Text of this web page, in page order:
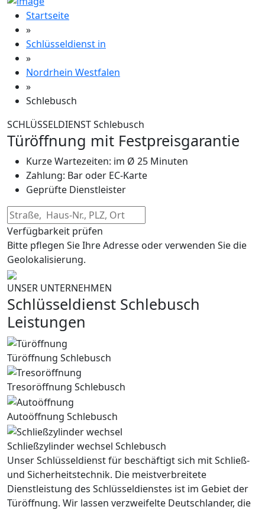
Startseite
»
Schlüsseldienst in
»
Nordrhein Westfalen
»
Schlebusch
SCHLÜSSELDIENST Schlebusch
Türöffnung mit Festpreisgarantie
Kurze Wartezeiten: im Ø 25 Minuten
Zahlung: Bar oder EC-Karte
Geprüfte Dienstleister
Verfügbarkeit prüfen
Bitte pflegen Sie Ihre Adresse oder verwenden Sie die
Geolokalisierung.
UNSER UNTERNEHMEN
Schlüsseldienst Schlebusch
Leistungen
Türöffnung Schlebusch
Tresoröffnung Schlebusch
Autoöffnung Schlebusch
Schließzylinder wechsel Schlebusch
Unser Schlüsseldienst für beschäftigt sich mit Schließ-
und Sicherheitstechnik. Die meistverbreitete
Dienstleistung des Schlüsseldienstes ist im Gebiet der
Türöffnung. Wir lassen verzweifelte Deutschlander, die